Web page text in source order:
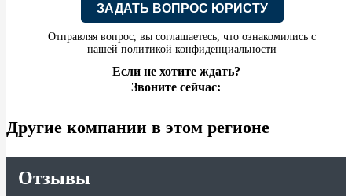
ЗАДАТЬ ВОПРОС ЮРИСТУ
Отправляя вопрос, вы соглашаетесь, что ознакомились с
нашей политикой конфиденциальности
Если не хотите ждать?
Звоните сейчас:
Другие компании в этом регионе
Отзывы